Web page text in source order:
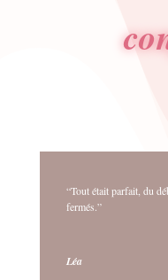
“Tout était parfait, du
fermés.”
Léa